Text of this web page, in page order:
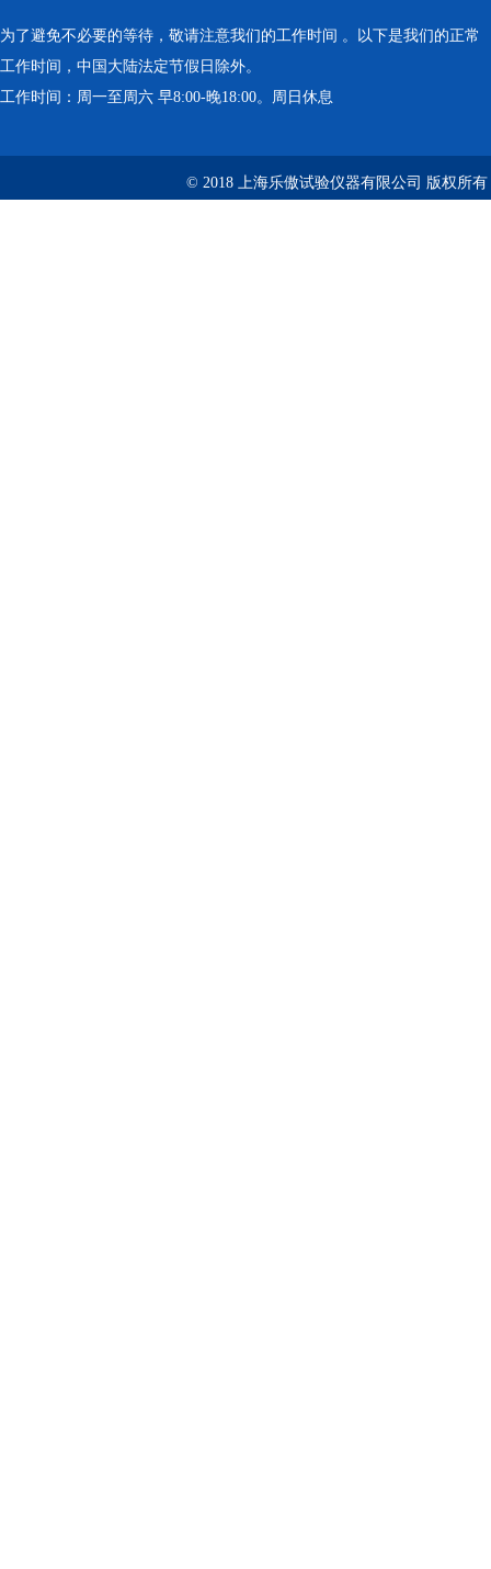
为了避免不必要的等待，敬请注意我们的工作时间 。以下是我们的正常
工作时间，中国大陆法定节假日除外。
工作时间：周一至周六 早8:00-晚18:00。周日休息
© 2018 上海乐傲试验仪器有限公司 版权所